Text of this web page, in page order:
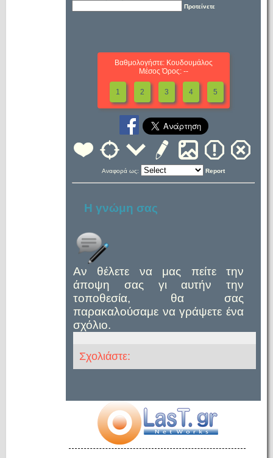
Προτείνετε
Βαθμολογήστε: Κουδουμάλος
Μέσος Όρος: --
1 2 3 4 5
Αναφορά ως: Report
Η γνώμη σας
Αν θέλετε να μας πείτε την
άποψη σας γι αυτήν την
τοποθεσία, θα σας
παρακαλούσαμε να γράψετε ένα
σχόλιο.
Σχολιάστε: